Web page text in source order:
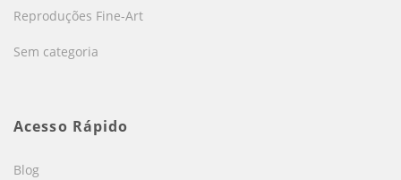
Reproduções Fine-Art
Sem categoria
Acesso Rápido
Blog